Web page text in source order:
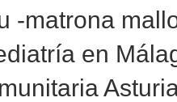
-matrona
en